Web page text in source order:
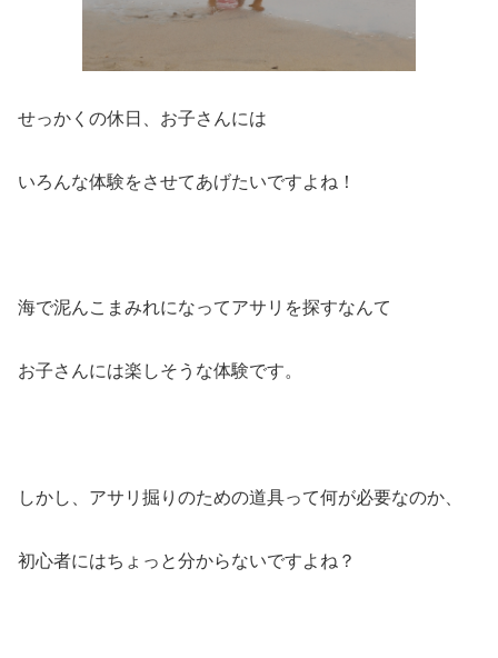
せっかくの休日、お子さんには
いろんな体験をさせてあげたいですよね！
海で泥んこまみれになってアサリを探すなんて
お子さんには楽しそうな体験です。
しかし、アサリ掘りのための道具って何が必要なのか、
初心者にはちょっと分からないですよね？